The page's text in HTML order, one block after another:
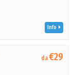
Info
da€29